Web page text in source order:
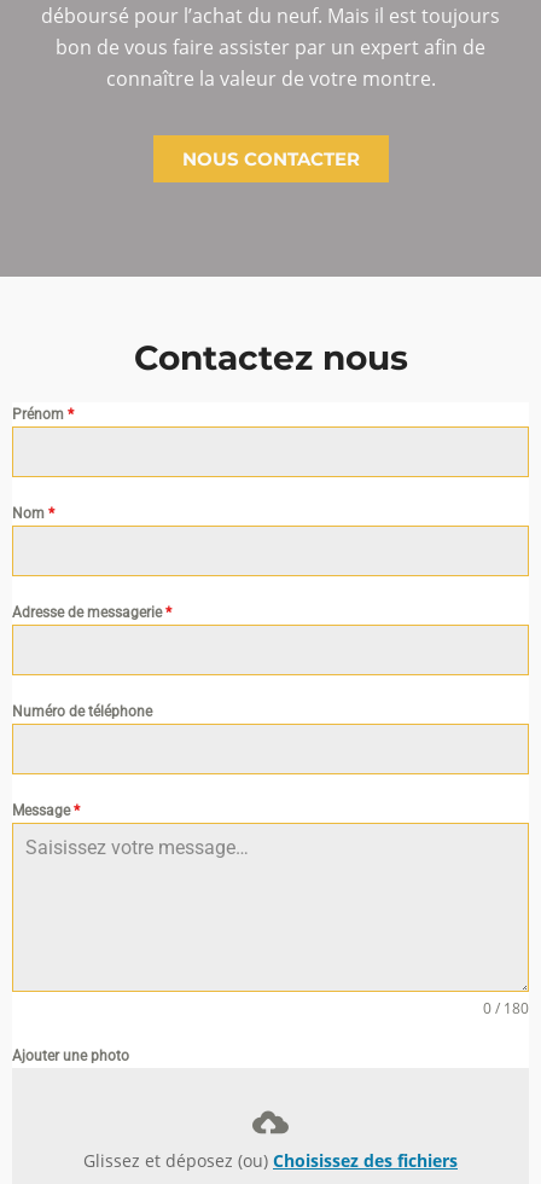
déboursé pour l’achat du neuf. Mais il est toujours
bon de vous faire assister par un expert afin de
connaître la valeur de votre montre.
NOUS CONTACTER
Contactez nous
Prénom *
Nom *
Adresse de messagerie*
Numéro de téléphone
Message*
0 / 180
Ajouter une photo
Glissez et déposez (ou) Choisissez des fichiers